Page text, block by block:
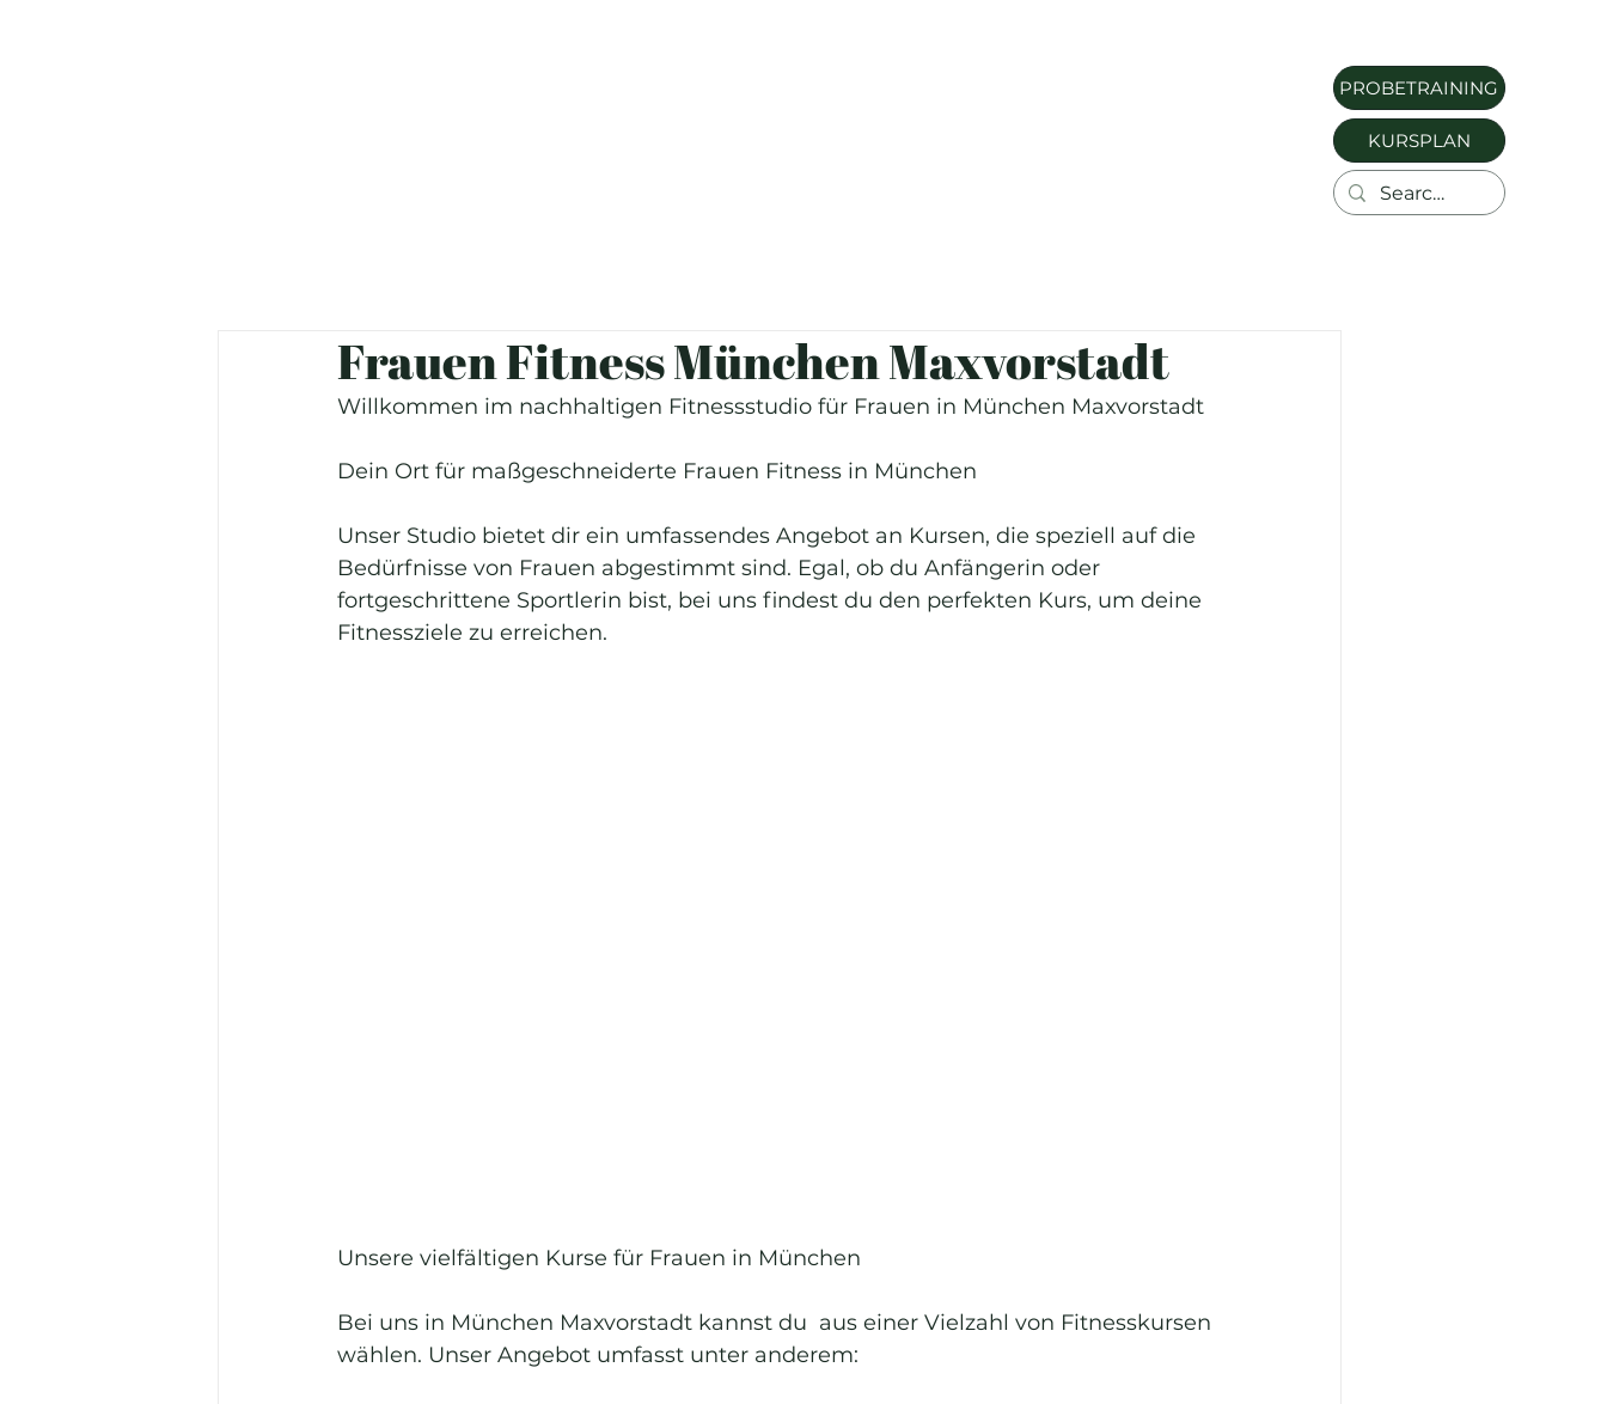
PROBETRAINING
KURSPLAN
Frauen Fitness München Maxvorstadt
Willkommen im nachhaltigen Fitnessstudio für Frauen in München Maxvorstadt
Dein Ort für maßgeschneiderte Frauen Fitness in München
Unser Studio bietet dir ein umfassendes Angebot an Kursen, die speziell auf die
Bedürfnisse von Frauen abgestimmt sind. Egal, ob du Anfängerin oder
fortgeschrittene Sportlerin bist, bei uns findest du den perfekten Kurs, um deine
Fitnessziele zu erreichen.
Unsere vielfältigen Kurse für Frauen in München
Bei uns in München Maxvorstadt kannst du  aus einer Vielzahl von Fitnesskursen
wählen. Unser Angebot umfasst unter anderem: